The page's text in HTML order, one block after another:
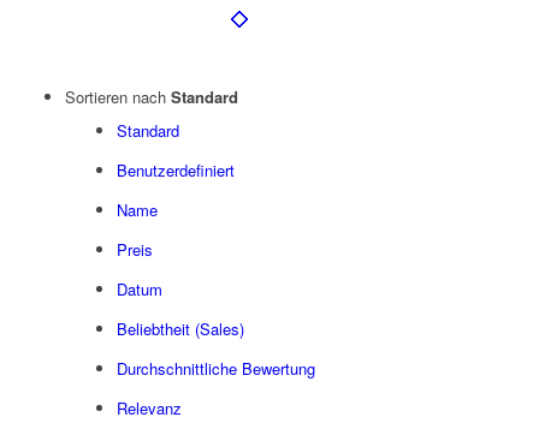
Sortieren nach Standard
Standard
Benutzerdefiniert
Name
Preis
Datum
Beliebtheit (Sales)
Durchschnittliche Bewertung
Relevanz